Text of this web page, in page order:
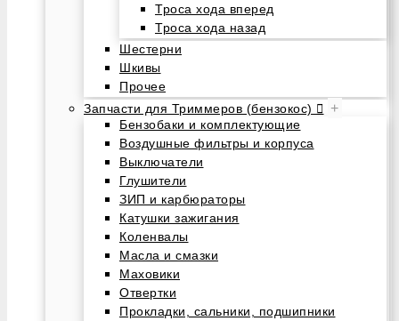
Троса хода вперед
Троса хода назад
Шестерни
Шкивы
Прочее
Запчасти для Триммеров (бензокос)
+
Бензобаки и комплектующие
Воздушные фильтры и корпуса
Выключатели
Глушители
ЗИП и карбюраторы
Катушки зажигания
Коленвалы
Масла и смазки
Маховики
Отвертки
Прокладки, сальники, подшипники